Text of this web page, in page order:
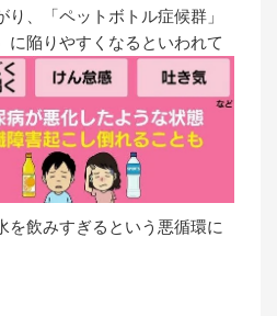
り、「ペットボトル症候群」
に陥りやすくなるといわれて
を飲みすぎるという悪循環に